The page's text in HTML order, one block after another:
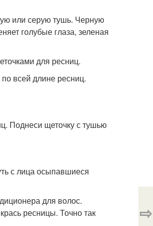
или серую тушь. Черную
голубые глаза, зеленая
для ресниц.
всей длине ресниц.
Поднеси щеточку с тушью
с лица осыпавшиеся
для волос.
ресницы. Точно так
⇨